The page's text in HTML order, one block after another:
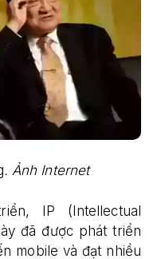
. Ảnh Internet
IP (Intellectual
đã được phát triển
mobile và đạt nhiều